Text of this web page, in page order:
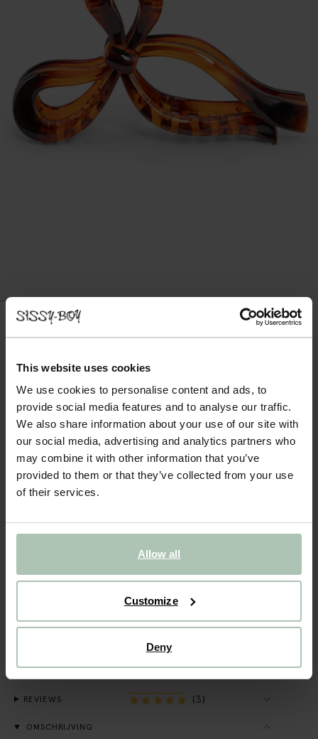
This website uses cookies
We use cookies to personalise content and ads, to
provide social media features and to analyse our traffic.
We also share information about your use of our site with
our social media, advertising and analytics partners who
may combine it with other information that you’ve
provided to them or that they’ve collected from your use
of their services.
Allow all
Customize
Deny
Bruine tortoise haarklem met strik
Kleuren
Levertijd: 1–2 werkdagen
IN WINKELMAND
BEKIJK WINKELVOORRAAD
REVIEWS (3)
OMSCHRIJVING